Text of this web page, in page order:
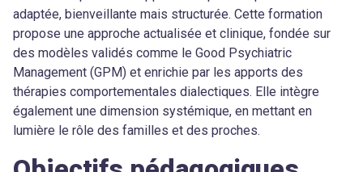
adaptée, bienveillante mais structurée. Cette formation
propose une approche actualisée et clinique, fondée sur
des modèles validés comme le Good Psychiatric
Management (GPM) et enrichie par les apports des
thérapies comportementales dialectiques. Elle intègre
également une dimension systémique, en mettant en
lumière le rôle des familles et des proches.